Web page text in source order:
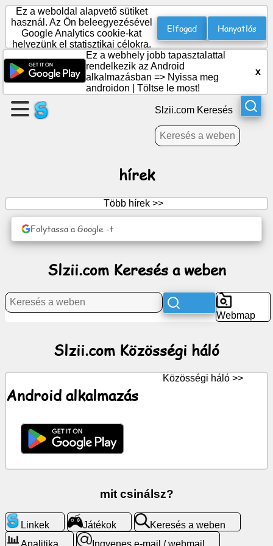
Hozzon
létre
egy
Csoport
Napirend
Szórakozás
ChatGPT
Kapcsolatok
Keresés
a
weben
Ez a weboldal alapvető sütiket
használ. Az Ön beleegyezésével
Google Analytics cookie-kat
helyezünk el statisztikai célokra.
Elfogad Hanyatlás
Ez a webhely jobb tapasztalattal
rendelkezik az Android
alkalmazásban => Nyissa meg
androidon
Töltse le most!
x
Slzii.com Keresés
hírek
Több hírek >>
Folytassa a Google -t
Slzii.com Keresés a weben
Webmap
Slzii.com Közösségi háló
Android alkalmazás
Közösségi háló >>
mit csinálsz?
Linkek Játékok
Keresés a weben
Analitika
Ingyenes e-mail / webmail